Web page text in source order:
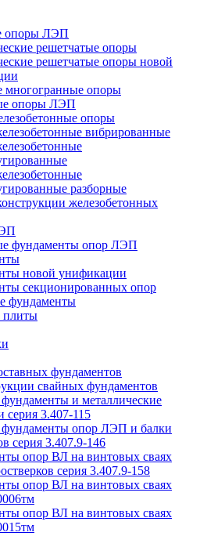
опоры ЛЭП
решетчатые опоры
решетчатые опоры новой
многогранные опоры
опоры ЛЭП
опоры
вибрированные
разборные
железобетонных
фундаменты опор ЛЭП
новой унификации
секционированных опор
фундаменты
фундаментов
свайных фундаментов
и металлические
серия 3.407-115
опор ЛЭП и балки
серия 3.407.9-146
опор ВЛ на винтовых сваях
серия 3.407.9-158
опор ВЛ на винтовых сваях
опор ВЛ на винтовых сваях